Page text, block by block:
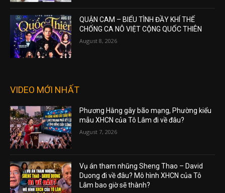
QUẬN CAM – BIỂU TÌNH ĐẦY KHÍ THẾ
CHỐNG CA NÔ VIỆT CỘNG QUỐC THIÊN
August 8, 2026
VIDEO MỚI NHẤT
Phương Hằng gây bão mạng, Phường kiểu
mẫu XHCN của Tô Lâm đi về đâu?
August 7, 2026
Vụ án tham nhũng Sheng Thao – David
Duong đi về đâu? Mô hình XHCN của Tô
Lâm bao giờ sẽ thành?